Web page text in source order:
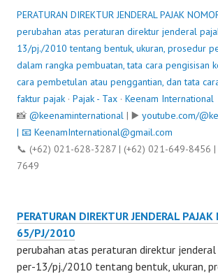
PERATURAN DIREKTUR JENDERAL PAJAK
perubahan atas peraturan direktur jenderal
13/pj./2010 tentang bentuk, ukuran, prosedur
dalam rangka pembuatan, tata cara pengisisan
cara pembetulan atau penggantian, dan tata
faktur pajak · Pajak - Tax · Keenam International
📸 @keenaminternational | ▶️ youtube.com/
| 📧 KeenamInternational@gmail.com
📞 (+62) 021-628-3287 | (+62) 021-649-8456
7649
PERATURAN DIREKTUR JENDERAL PAJAK
65/PJ/2010
perubahan atas peraturan direktur
per-13/pj./2010 tentang bentuk, ukuran,